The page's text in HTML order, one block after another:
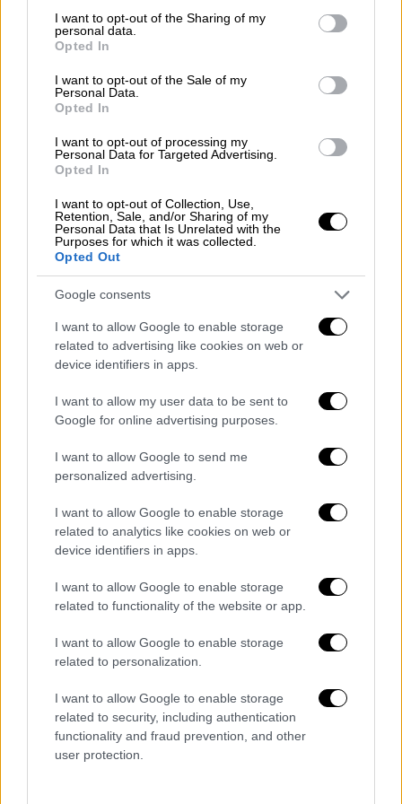
not limited to your visit or usage behaviour. You may click to
grant or deny consent to Google and its third-party tags to
use your data for below specified purposes in below Google
consent section.
I want to opt-out of the Sharing of my
personal data.
Opted In
I want to opt-out of the Sale of my
Personal Data.
Opted In
I want to opt-out of processing my
Personal Data for Targeted Advertising.
Opted In
I want to opt-out of Collection, Use,
Retention, Sale, and/or Sharing of my
Personal Data that Is Unrelated with the
Purposes for which it was collected.
Opted Out
Google consents
I want to allow Google to enable storage
related to advertising like cookies on web or
device identifiers in apps.
I want to allow my user data to be sent to
Google for online advertising purposes.
I want to allow Google to send me
personalized advertising.
I want to allow Google to enable storage
related to analytics like cookies on web or
device identifiers in apps.
I want to allow Google to enable storage
related to functionality of the website or app.
I want to allow Google to enable storage
related to personalization.
I want to allow Google to enable storage
related to security, including authentication
functionality and fraud prevention, and other
user protection.
κινηθεί νοτιότερανα σχηματίσει
βαρομετρικό χαμηλό
το οποίο θα διασχίσει
σχετικά γρήγορα τη χώρα μας από βορρά
προς νότο την Παρασκευή προκαλώντας
επιδείνωση στον καιρό μικρής
Έτσι λοιπόν μέσα στην Παρασκευή σε
σύντομες βροχοπτώσειςενώχιόνια
θα
πέσουν και χαμηλά στα κεντρικά και βόρεια
Τμήματα. Καταιγίδες
στο Αιγαίο
να λειτουργεί ως
περιορίζει σχετικά γρήγορα τα ποσά
υγρασίας στην ατμόσφαιρα, γι αυτό και λέμε
ότι αυτή η επιδείνωση του καιρού δεν θα
κρατήσει για πολύ κι έτσι μέχρι το βράδυ
στις περισσότερες περιοχές ο καιρός θα
έχει βελτιωθεί με το κρύο όμως έντονο.
ΣΤΑΔΙΟ 2
Αυτό το αναμένουμε κοντά στομεσημέρι
Σαββάτου με μια αρκετά
Αιτία αυτής της επιδείνωσης όπως
μπορούμε να δούμε στονδεύτεροχάρτη μας
με τομαύρο βέλοςο σχηματισμός ενός νέου
βαρομετρικού χαμηλού
υποστηρίζεται από πολύ
ψυχρή αέριαμάζα (μπλε αποχρώσεις) και
σε συνδυασμό με τα νερά του Αιγαίου θα
δώσει "πλούσια" και συνάμα επικίνδυνα